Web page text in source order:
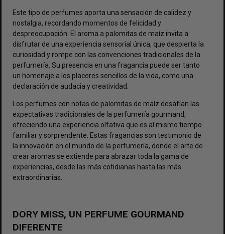
Este tipo de perfumes aporta una sensación de calidez y
nostalgia, recordando momentos de felicidad y
despreocupación. El aroma a palomitas de maíz invita a
disfrutar de una experiencia sensorial única, que despierta la
curiosidad y rompe con las convenciones tradicionales de la
perfumería. Su presencia en una fragancia puede ser tanto
un homenaje a los placeres sencillos de la vida, como una
declaración de audacia y creatividad.
Los perfumes con notas de palomitas de maíz desafían las
expectativas tradicionales de la perfumería gourmand,
ofreciendo una experiencia olfativa que es al mismo tiempo
familiar y sorprendente. Estas fragancias son testimonio de
la innovación en el mundo de la perfumería, donde el arte de
crear aromas se extiende para abrazar toda la gama de
experiencias, desde las más cotidianas hasta las más
extraordinarias.
DORY MISS, UN PERFUME GOURMAND
DIFERENTE